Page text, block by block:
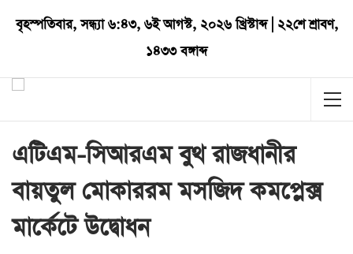
বৃহস্পতিবার,সন্ধ্যা ৬:৪৩, ৬ই আগস্ট, ২০২৬ খ্রিস্টাব্দ| ২২শে শ্রাবণ,
১৪৩৩ বঙ্গাব্দ
এটিএম-সিআরএম বুথ রাজধানীর
বায়তুল মোকাররম মসজিদ কমপ্লেক্স
মার্কেটে উদ্বোধন